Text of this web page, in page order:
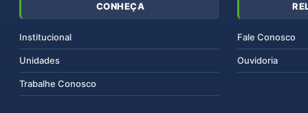
CONHEÇA
Institucional
Unidades
Trabalhe Conosco
Fale Conosco
Ouvidoria